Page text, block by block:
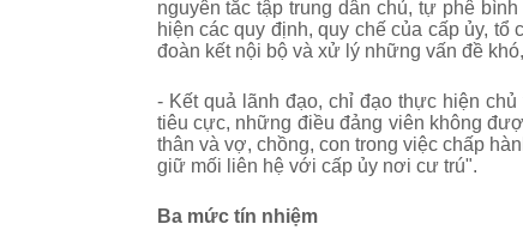
nguyên tắc tập trung dân chủ, tự phê
hiện các quy định, quy chế của cấp ủy,
đoàn kết nội bộ và xử lý những vấn đề
- Kết quả lãnh đạo, chỉ đạo thực hiện
tiêu cực, những điều đảng viên không
thân và vợ, chồng, con trong việc chấp
giữ mối liên hệ với cấp ủy nơi cư trú".
Ba mức tín nhiệm